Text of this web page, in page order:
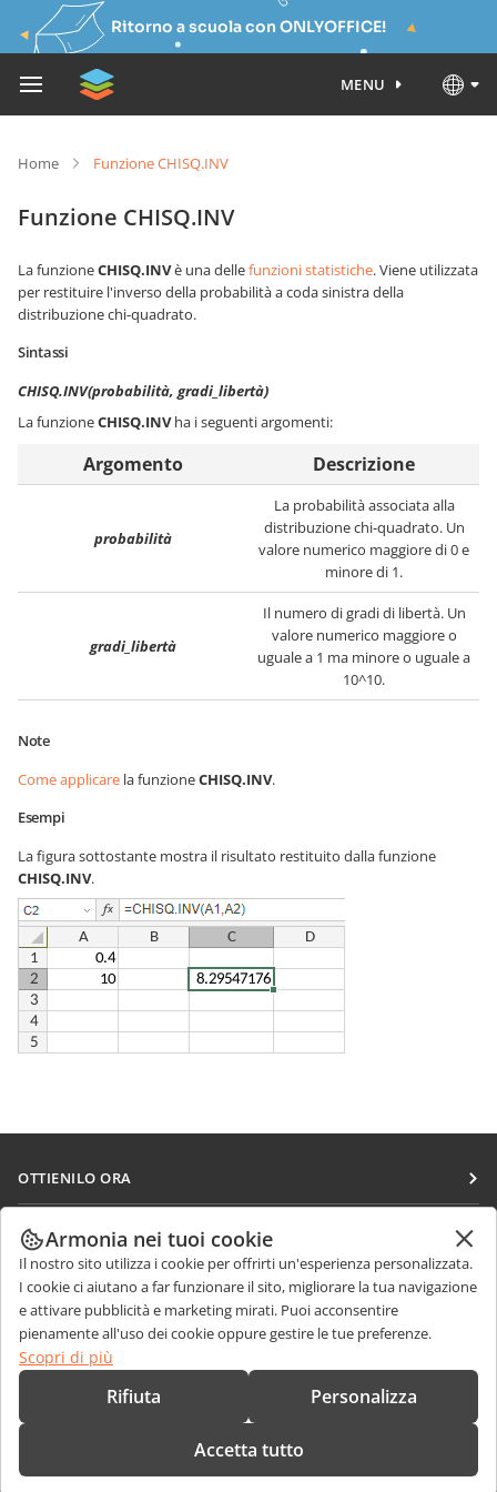
Ritorno a scuola con ONLYOFFICE!
MENU
Home Funzione CHISQ.INV
Funzione CHISQ.INV
La funzioneCHISQ.INVè una dellefunzioni statistiche. Viene utilizzata
per restituire l'inverso della probabilità a coda sinistra della
distribuzione chi-quadrato.
Sintassi
CHISQ.INV(probabilità, gradi_libertà)
La funzioneCHISQ.INVha i seguenti argomenti:
Argomento Descrizione
probabilità
La probabilità associata alla
distribuzione chi-quadrato. Un
valore numerico maggiore di 0 e
minore di 1.
gradi_libertà
Il numero di gradi di libertà. Un
valore numerico maggiore o
uguale a 1 ma minore o uguale a
10^10.
Note
Come applicare la funzioneCHISQ.INV.
Esempi
La figura sottostante mostra il risultato restituito dalla funzione
CHISQ.INV.
OTTIENILO ORA
Docs
DocSpace
Workspace
Connettori
App desktop
COLLABORA
Per i contributori
Per i traduttori
Per gli influencer
Offerte di lavoro
RICEVI NOTIZIE
Blog
RICEVI AIUTO
Forum
CONTATTACI
Domande sulle vendite
sales@onlyoffice.com
Armonia nei tuoi cookie
Il nostro sito utilizza i cookie per offrirti un'esperienza personalizzata.
I cookie ci aiutano a far funzionare il sito, migliorare la tua navigazione
e attivare pubblicità e marketing mirati. Puoi acconsentire
pienamente all'uso dei cookie oppure gestire le tue preferenze.
Scopri di più
Rifiuta Personalizza
Accetta tutto